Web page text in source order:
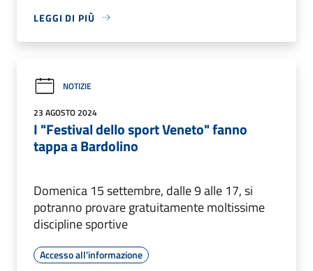
LEGGI DI PIÙ
NOTIZIE
23 AGOSTO 2024
I "Festival dello sport Veneto" fanno
tappa a Bardolino
Domenica 15 settembre, dalle 9 alle 17, si
potranno provare gratuitamente moltissime
discipline sportive
Accesso all'informazione